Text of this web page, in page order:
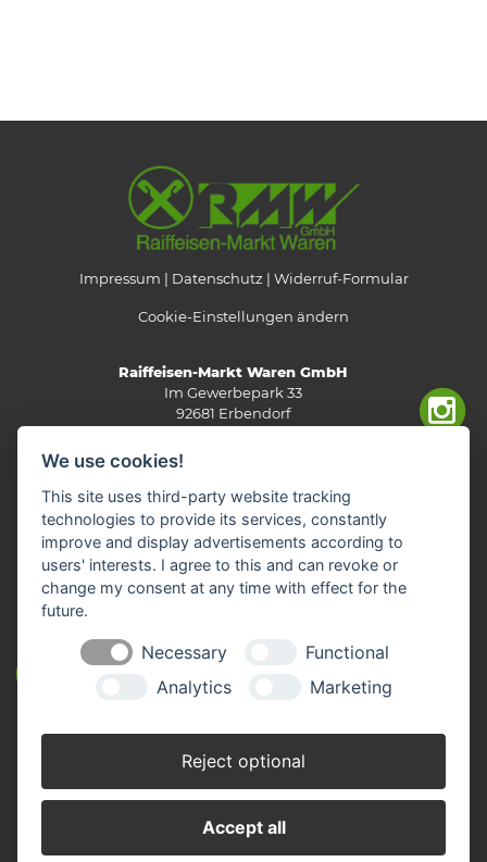
Impressum Datenschutz Widerruf-Formular
Cookie-Einstellungen ändern
Raiffeisen-Markt Waren GmbH
Im Gewerbepark 33
92681 Erbendorf
Telefon: 0 96 82/92 05-0
Fax: 0 96 82/92 05-13
E-Mail:info(at)rmw-steinwald.de
KONTAKTVERZEICHNIS
ÖFFNUNGSZEITEN
GESCHÄFTSSTELLEN
We use cookies!
This site uses third-party website tracking
technologies to provide its services, constantly
improve and display advertisements according to
users' interests. I agree to this and can revoke or
change my consent at any time with effect for the
future.
Necessary
Functional
Analytics
Marketing
Reject optional
Accept all